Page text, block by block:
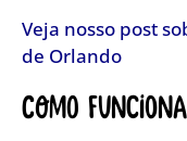
Veja nosso post
de Orlando
Como